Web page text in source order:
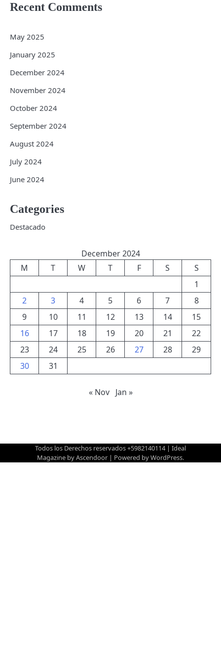
Recent Comments
May 2025
January 2025
December 2024
November 2024
October 2024
September 2024
August 2024
July 2024
June 2024
Categories
Destacado
December 2024
M
T W T F S
S
1
2
3 4 5 6 7
8
9
10 11 12 13 14
15
16
17 18 19 20 21
22
23
24 25 26 27 28
29
30
31
« Nov Jan »
Todos los Derechos reservados +5982140114 | Ideal
Magazine byAscendoor | Powered byWordPress.